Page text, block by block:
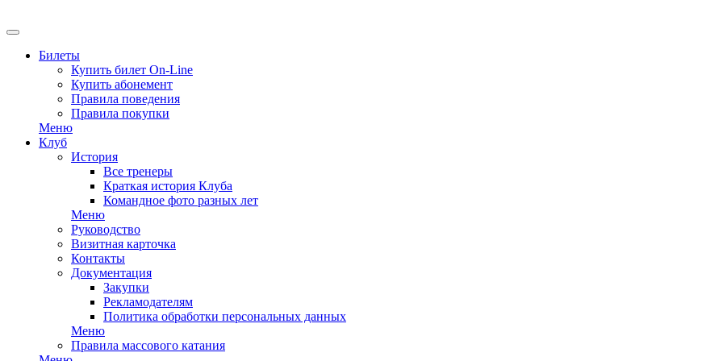
Билеты
Купить билет On-Line
Купить абонемент
Правила поведения
Правила покупки
Меню
Клуб
История
Все тренеры
Краткая история Клуба
Командное фото разных лет
Меню
Руководство
Визитная карточка
Контакты
Документация
Закупки
Рекламодателям
Политика обработки персональных данных
Меню
Правила массового катания